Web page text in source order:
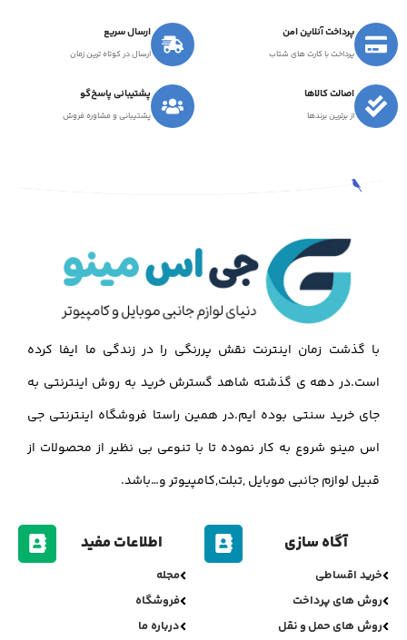
پرداخت آنلاین امن
پرداخت با کارت های شتاب
ارسال سریع
ارسال در کوتاه ترین زمان
اصالت کالاها
از برترین برندها
پشتیبانی پاسخ‌گو
پشتیبانی و مشاوره فروش
با گذشت زمان اینترنت نقش پررنگی را در زندگی ما ایفا کرده
است.در دهه ی گذشته شاهد گسترش خرید به روش اینترنتی به
جای خرید سنتی بوده ایم.در همین راستا فروشگاه اینترنتی جی
اس مینو شروع به کار نموده تا با تنوعی بی نظیر از محصولات از
قبیل لوازم جانبی موبایل ,تبلت,کامپیوتر و…باشد.
آگاه سازی
خرید اقساطی
روش های پرداخت
روش های حمل و نقل
اطلاعات مفید
مجله
فروشگاه
درباره ما